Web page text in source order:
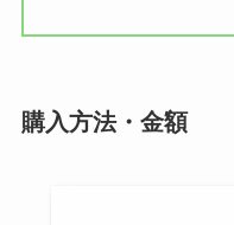
購入方法・金額